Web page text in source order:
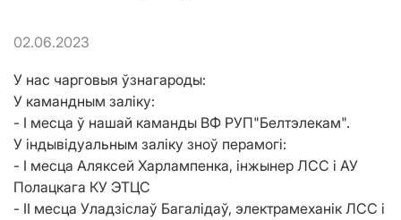
02.06.2023
У нас чарговыя ўзнагароды:
У камандным заліку:
- I месца ў нашай каманды ВФ РУП"Белтэлекам".
У індывідуальным заліку зноў перамогі:
- I месца Аляксей Харлампенка, інжынер ЛСС і АУ
Полацкага КУ ЭТЦС
- II месца Уладзіслаў Багалідаў, электрамеханік ЛСС і